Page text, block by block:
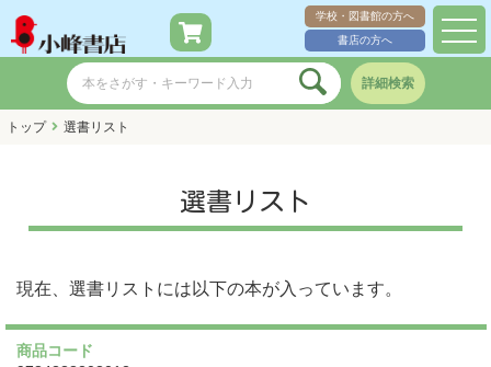
学校・図書館の方へ
書店の方へ
詳細検索
トップ 選書リスト
選書リスト
現在、選書リストには以下の本が入っています。
商品コード